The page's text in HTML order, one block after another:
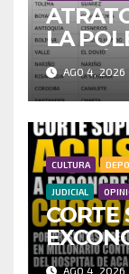
LA
CENSO
AGO 4, 2026
CULTURA
JUDICIAL
CORTE
POR
AGO 4, 2026